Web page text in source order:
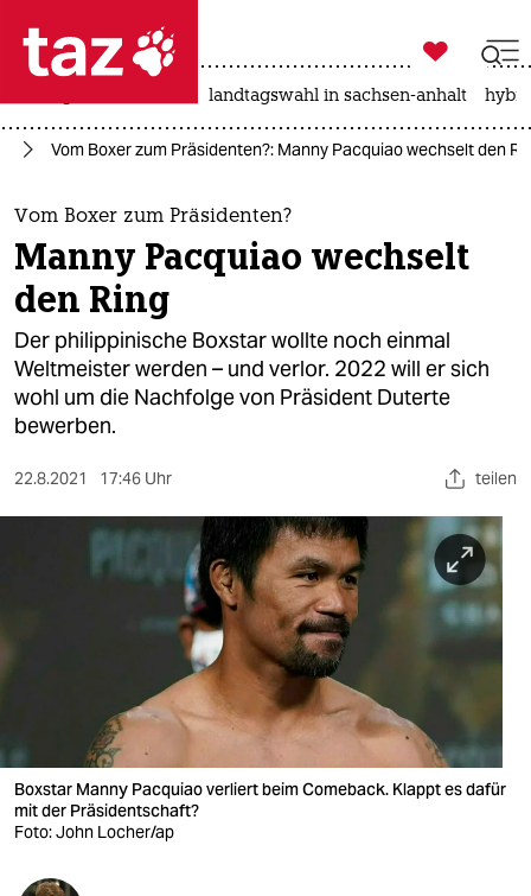
 taz zahl ich
taz zahl ich
themen
politik
öko
gesellschaft
kultur
sport
veranstaltungen
shop
fragen & hilfe

taz zahl ich
landtagswahl in sachsen-anhalt
Vom Boxer zum Präsidenten?: Manny Pacquiao wechselt den
Vom Boxer zum Präsidenten?
Manny Pacquiao wechselt
den Ring
Der philippinische Boxstar wollte noch einmal
Weltmeister werden – und verlor. 2022 will er sich
wohl um die Nachfolge von Präsident Duterte
bewerben.
22.8.2021 17:46 Uhr teilen
Boxstar Manny Pacquiao verliert beim Comeback. Klappt es dafür
mit der Präsidentschaft?
Foto: John Locher/ap